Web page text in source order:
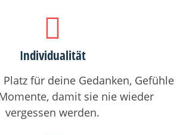
Individualität
für deine Gedanken, Gefühle
damit sie nie wieder
vergessen werden.